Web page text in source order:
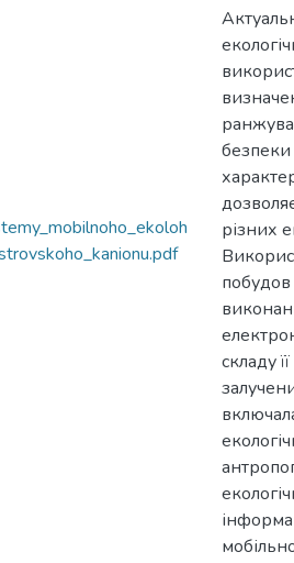
різних
складу